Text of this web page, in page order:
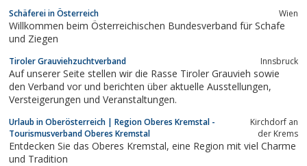
Schäferei in Österreich Wien
Willkommen beim Österreichischen Bundesverband für Schafe
und Ziegen
Tiroler Grauviehzuchtverband Innsbruck
Auf unserer Seite stellen wir die Rasse Tiroler Grauvieh sowie
den Verband vor und berichten über aktuelle Ausstellungen,
Versteigerungen und Veranstaltungen.
Urlaub in Oberösterreich | Region Oberes Kremstal -
Tourismusverband Oberes Kremstal
Kirchdorf an
der Krems
Entdecken Sie das Oberes Kremstal, eine Region mit viel Charme
und Tradition